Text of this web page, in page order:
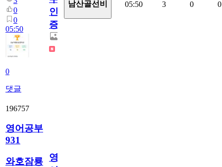
0
0
05:50
0
댓글
인
증
남산골선비 05:50 3 0 0
196757
영어공부
931
와호잠룡
영